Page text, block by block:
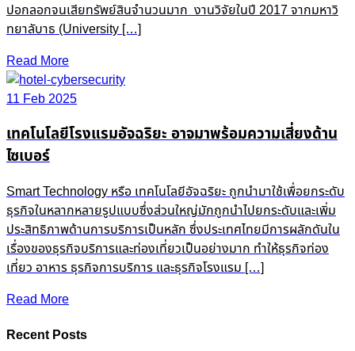
ปอกลอกจนเสียทรัพย์สินจำนวนมาก งานวิจัยในปี 2017 จากมหาวิ
ทยาลับาธ (University […]
Read More
11 Feb 2025
เทคโนโลยีโรงแรมอัจฉริยะ อาจมาพร้อมความเสี่ยงด้าน
ไซเบอร์
Smart Technology หรือ เทคโนโลยีอัจฉริยะ ถูกนำมาใช้เพื่อยกระดับ
ธุรกิจในหลากหลายรูปแบบซึ่งส่วนใหญ่มักถูกนำไปยกระดับและเพิ่ม
ประสิทธิภาพด้านการบริการเป็นหลัก ซึ่งประเทศไทยมีการผลักดันใน
เรื่องของธุรกิจบริการและท่องเที่ยวเป็นอย่างมาก ทำให้ธุรกิจท่อง
เที่ยว อาหาร ธุรกิจการบริการ และธุรกิจโรงแรม […]
Read More
Recent Posts